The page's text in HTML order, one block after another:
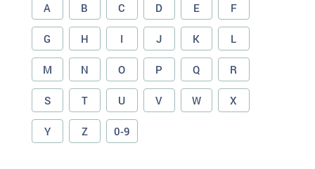
A B C D E F
G H I J K L
M N O P Q R
S T U V W X
Y Z 0-9